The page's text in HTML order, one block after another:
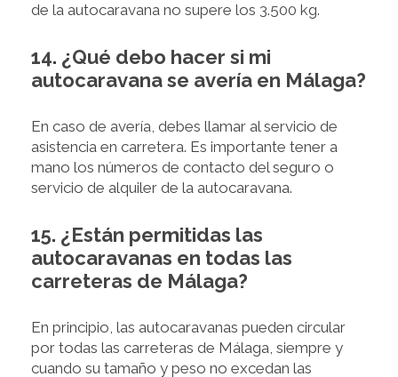
de la autocaravana no supere los 3.500 kg.
14. ¿Qué debo hacer si mi
autocaravana se avería en Málaga?
En caso de avería, debes llamar al servicio de
asistencia en carretera. Es importante tener a
mano los números de contacto del seguro o
servicio de alquiler de la autocaravana.
15. ¿Están permitidas las
autocaravanas en todas las
carreteras de Málaga?
En principio, las autocaravanas pueden circular
por todas las carreteras de Málaga, siempre y
cuando su tamaño y peso no excedan las